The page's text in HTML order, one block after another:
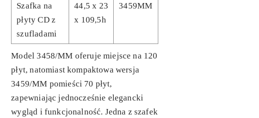
Szafka na
płyty CD z
szufladami
44,5 x 23
x 109,5h
3459MM
Model 3458/MM oferuje miejsce na 120
płyt, natomiast kompaktowa wersja
3459/MM pomieści 70 płyt,
zapewniając jednocześnie elegancki
wygląd i funkcjonalność. Jedna z szafek